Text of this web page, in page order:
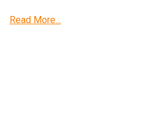
Read More...